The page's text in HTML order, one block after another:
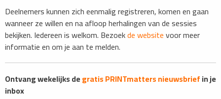
Deelnemers kunnen zich eenmalig registreren, komen en gaan
wanneer ze willen en na afloop herhalingen van de sessies
bekijken. Iedereen is welkom. Bezoekde websitevoor meer
informatie en om je aan te melden.
Ontvang wekelijks degratis PRINTmatters nieuwsbriefin je
inbox